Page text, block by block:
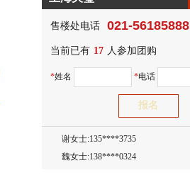
售楼处电话 021-56185888
当前已有 17 人参加团购
*姓名 *电话
陈先生:159****3332
杨先生:134****5158
章先生:159****7226
周先生:138****8967
郑先生:136****9618
谢女士:135****3735
魏女士:138****0324